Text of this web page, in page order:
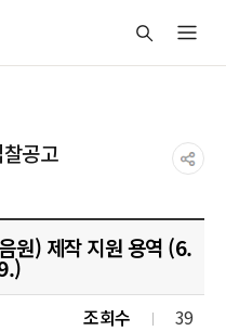
공고
원) 제작 지원 용역 (6.
조회수 39